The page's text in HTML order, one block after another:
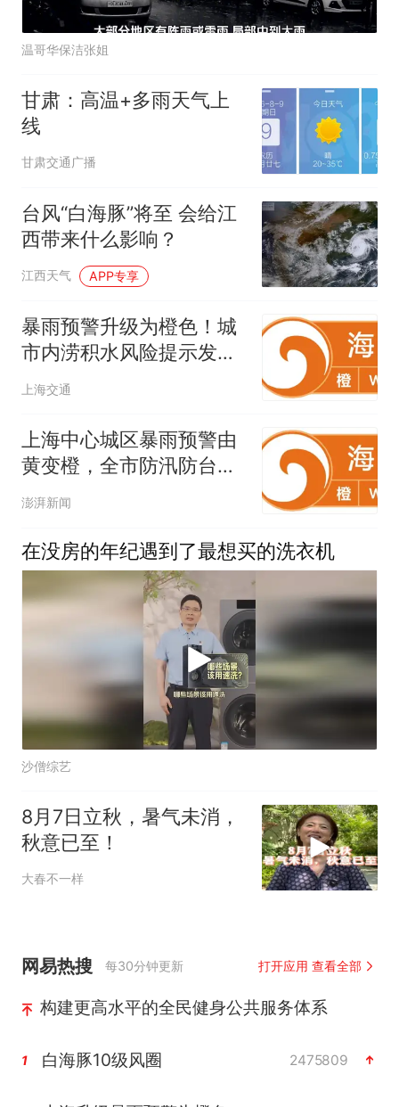
温哥华保洁张姐
甘肃：高温+多雨天气上
线
甘肃交通广播
台风“白海豚”将至 会给江
西带来什么影响？
江西天气 APP专享
暴雨预警升级为橙色！城
市内涝积水风险提示发布
→
上海交通
上海中心城区暴雨预警由
黄变橙，全市防汛防台应
急响应行动更新为Ⅱ级
澎湃新闻
在没房的年纪遇到了最想买的洗衣机
沙僧综艺
8月7日立秋，暑气未消，
秋意已至！
大春不一样
网易热搜 每30分钟更新 打开应用 查看全部
构建更高水平的全民健身公共服务体系
1 白海豚10级风圈 2475809